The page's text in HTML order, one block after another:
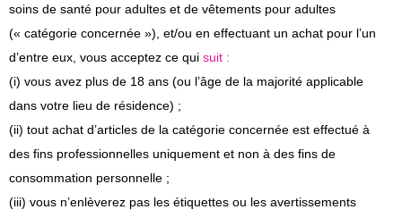
soins de santé pour adultes et de vêtements pour adultes
(« catégorie concernée »), et/ou en effectuant un achat pour l’un
d’entre eux, vous acceptez ce qui suit :
(i) vous avez plus de 18 ans (ou l’âge de la majorité applicable
dans votre lieu de résidence) ;
(ii) tout achat d’articles de la catégorie concernée est effectué à
des fins professionnelles uniquement et non à des fins de
consommation personnelle ;
(iii) vous n’enlèverez pas les étiquettes ou les avertissements